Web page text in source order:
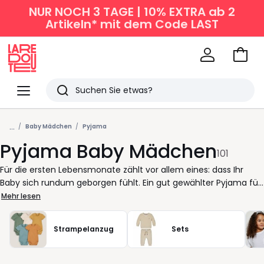
NUR NOCH 3 TAGE | 10% EXTRA ab 2
Artikeln* mit dem Code LAST
Menü
Redoute
Suchen
Zuletzt
angesehen
Artikel
Zum
... Baby Mädchen Pyjama
Pyjama Baby Mädchen101
Für die ersten Lebensmonate zählt vor allem eines: dass Ihr
Baby sich rundum geborgen fühlt. Ein gut gewählter Pyjama für
Mädchen begleitet Ihr Kind zuverlässig durch ruhige Nächte und
Sie durch entspanntere Tage. Ob als einzelner Strampler oder in
einem praktischen Set, jedes Modell ist so konzipiert, dass
Anziehen und Wickeln schnell von der Hand gehen. Kein
unnötiger Aufwand, kein Reißverschluss-Stress. Auf der
Mehr lesen
Strampelanzug Sets